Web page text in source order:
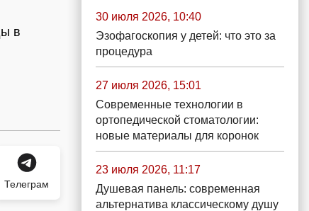
в
Телеграм
30 июля 2026, 10:40
Эзофагоскопия у детей: что это за
процедура
27 июля 2026, 15:01
Современные технологии в
ортопедической стоматологии:
новые материалы для коронок
23 июля 2026, 11:17
Душевая панель: современная
альтернатива классическому душу